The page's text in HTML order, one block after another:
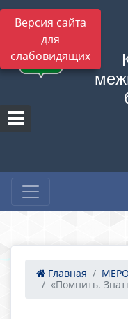
Версия сайта
для
слабовидящих
Главная
«Помнить.